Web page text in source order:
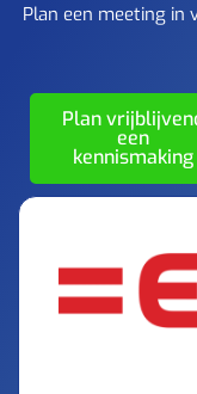
Plan een meeting in
Plan
een
kennismaking